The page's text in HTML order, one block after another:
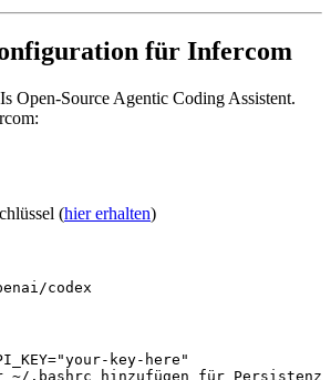
für Infercom
Open-Source Agentic Coding Assistent.
(hier erhalten)
codex
key-here"
~/.bashrc hinzufügen für Persistenz